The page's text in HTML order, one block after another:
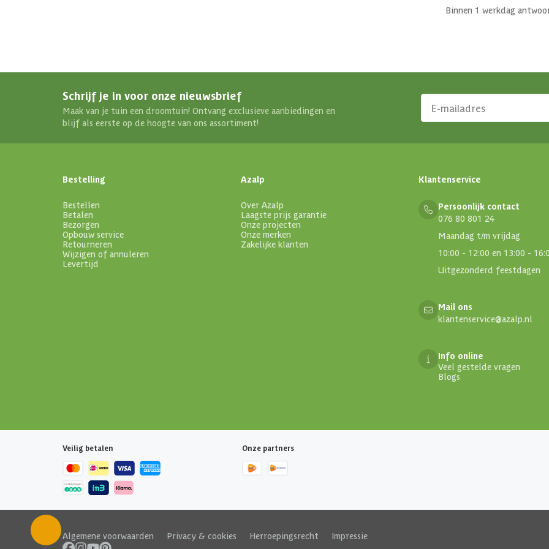
Binnen 1 werkdag
Schrijf je in voor onze nieuwsbrief
Maak van je tuin een droomtuin! Ontvang exclusieve aanbiedingen en
blijf als eerste op de hoogte van ons assortiment!
Bestelling
Bestellen
Betalen
Bezorgen
Opbouw service
Retourneren
Wijzigen of annuleren
Levertijd
Azalp
Over Azalp
Laagste prijs garantie
Onze projecten
Onze merken
Zakelijke klanten
Klantenservice
Persoonlijk contact
076 80 801 24
Maandag t/m vrijdag
10:00 - 12:00 en 13:00 -
Uitgezonderd feestdagen
Mail ons
klantenservice@azalp.nl
Info online
Veel gestelde vragen
Blogs
Veilig betalen Onze partners
Algemene voorwaarden Privacy & cookies Herroepingsrecht Impressie